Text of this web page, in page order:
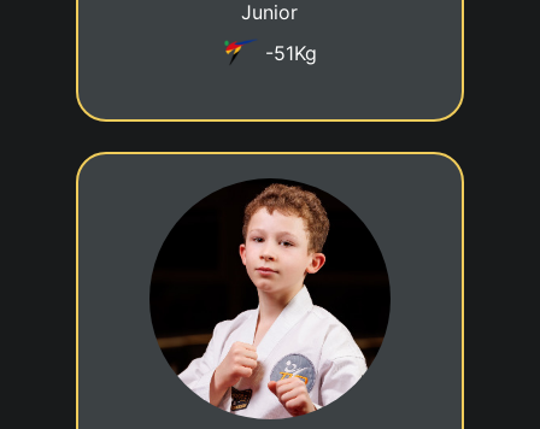
Junior
-51Kg
6eme KUP
Date de naissance
05/03/2013
Cadre jeune talent